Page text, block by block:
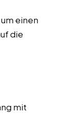
einen
die
mit